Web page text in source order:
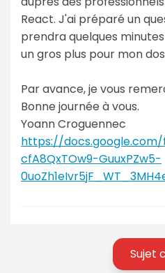
React. J'ai préparé un
prendra quelques
un gros plus pour mon
Par avance, je vous
Bonne journée à vous.
Yoann Croguennec
https://docs.google.com/
cfA8QxTOw9-GuuxPZw5-
Sujet